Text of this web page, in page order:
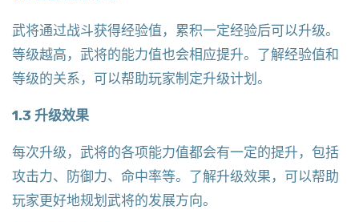
武将通过战斗获得经验值，累积一定经验后可以升级。
等级越高，武将的能力值也会相应提升。了解经验值和
等级的关系，可以帮助玩家制定升级计划。
1.3 升级效果
每次升级，武将的各项能力值都会有一定的提升，包括
攻击力、防御力、命中率等。了解升级效果，可以帮助
玩家更好地规划武将的发展方向。